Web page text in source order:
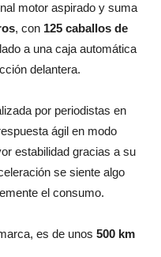
motor aspirado y suma
, con 125 caballos de
a una caja automática
delantera.
por periodistas en
ágil en modo
estabilidad gracias a su
se siente algo
el consumo.
es de unos 500 km